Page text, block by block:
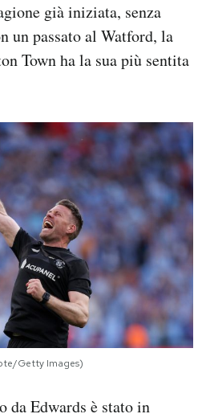
già iniziata, senza
un passato al Watford, la
Town ha la sua più sentita
Getty Images)
da Edwards è stato in